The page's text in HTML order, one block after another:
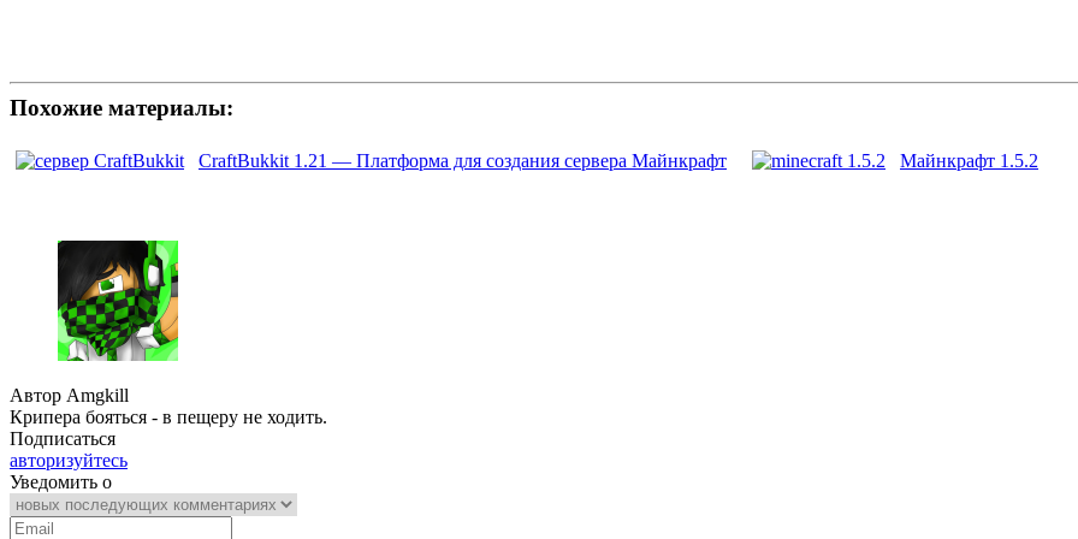
Похожие материалы:
CraftBukkit 1.21 — Платформа для создания сервера Майнкрафт
Майнкрафт 1.5.2
Автор Amgkill
Крипера бояться - в пещеру не ходить.
Подписаться
авторизуйтесь
Уведомить о